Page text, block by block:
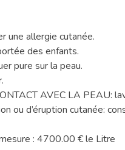
une allergie cutanée.
des enfants.
pure sur la peau.
AVEC LA PEAU:
ou d’éruption cutanée:
: 4700.00 € le Litre